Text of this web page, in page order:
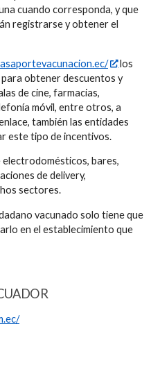
cuando corresponda, y que
registrarse y obtener el
los
obtener descuentos y
de cine, farmacias,
móvil, entre otros, a
también las entidades
este tipo de incentivos.
electrodomésticos, bares,
de delivery,
sectores.
vacunado solo tiene que
en el establecimiento que